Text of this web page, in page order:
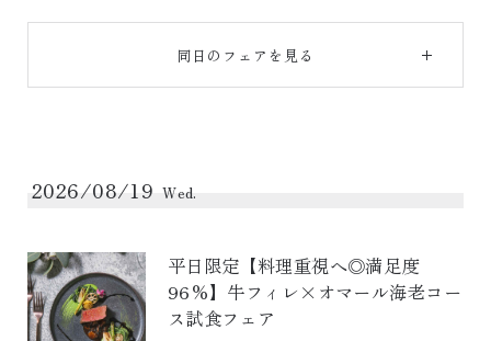
同日のフェアを見る
2026/08/19 Wed.
平日限定【料理重視へ◎満足度
96%】牛フィレ×オマール海老コー
ス試食フェア